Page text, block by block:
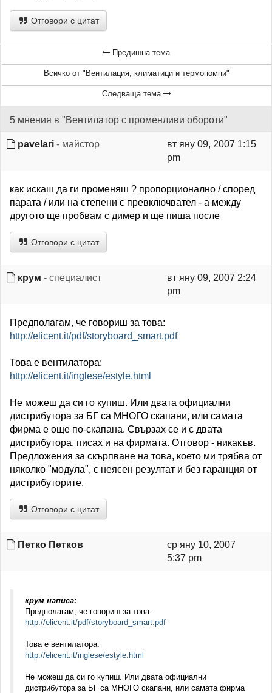
Отговори с цитат
Предишна тема
Всичко от "Вентилация, климатици и термопомпи"
Следваща тема
5 мнения в "Вентилатор с променливи обороти"
pavelari - майстор
вт яну 09, 2007 1:15
pm
как искаш да ги променяш ? пропорционално / според
парата / или на степени с превключвател - а между
другото ще пробвам с димер и ще пиша после
Отговори с цитат
крум - специалист
вт яну 09, 2007 2:24
pm
Предполагам, че говориш за това:
http://elicent.it/pdf/storyboard_smart.pdf
Това е вентилатора:
http://elicent.it/inglese/estyle.html
Не можеш да си го купиш. Или двата официални
дистрибутора за БГ са МНОГО скапани, или самата
фирма е още по-скапана. Свързах се и с двата
дистрибутора, писах и на фирмата. Отговор - никакъв.
Предложения за скърпване на това, което ми трябва от
няколко "модула", с неясен резултат и без гаранция от
дистрибуторите.
Отговори с цитат
Петко Петков
ср яну 10, 2007
5:37 pm
крум написа:
Предполагам, че говориш за това:
http://elicent.it/pdf/storyboard_smart.pdf
Това е вентилатора:
http://elicent.it/inglese/estyle.html
Не можеш да си го купиш. Или двата официални
дистрибутора за БГ са МНОГО скапани, или самата фирма